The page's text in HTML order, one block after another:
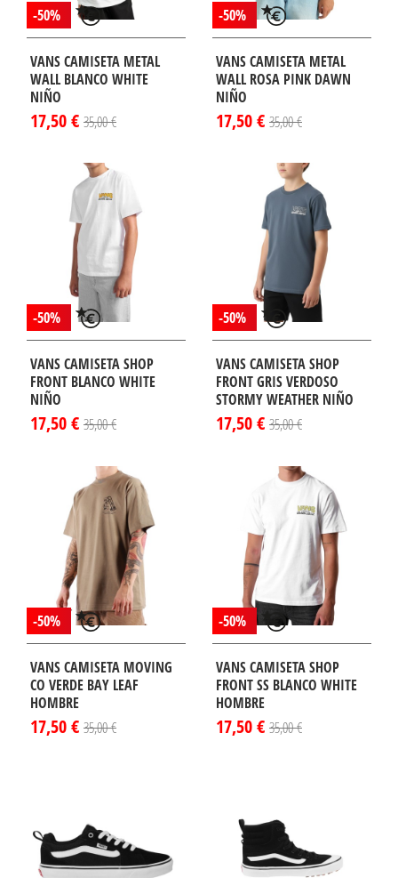
-50%
VANS CAMISETA METAL
WALL BLANCO WHITE
NIÑO
17,50 € 35,00 €
-50%
VANS CAMISETA METAL
WALL ROSA PINK DAWN
NIÑO
17,50 € 35,00 €
-50%
VANS CAMISETA SHOP
FRONT BLANCO WHITE
NIÑO
17,50 € 35,00 €
-50%
VANS CAMISETA SHOP
FRONT GRIS VERDOSO
STORMY WEATHER NIÑO
17,50 € 35,00 €
-50%
VANS CAMISETA MOVING
CO VERDE BAY LEAF
HOMBRE
17,50 € 35,00 €
-50%
VANS CAMISETA SHOP
FRONT SS BLANCO WHITE
HOMBRE
17,50 € 35,00 €